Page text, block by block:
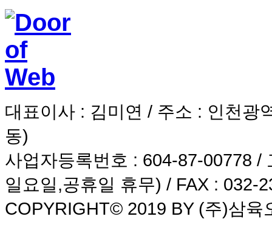
대표이사 : 김미연 / 주소 : 인천광
동)
사업자등록번호 : 604-87-00778 /
일요일,공휴일 휴무) / FAX : 032-
COPYRIGHT© 2019 BY (주)삼육